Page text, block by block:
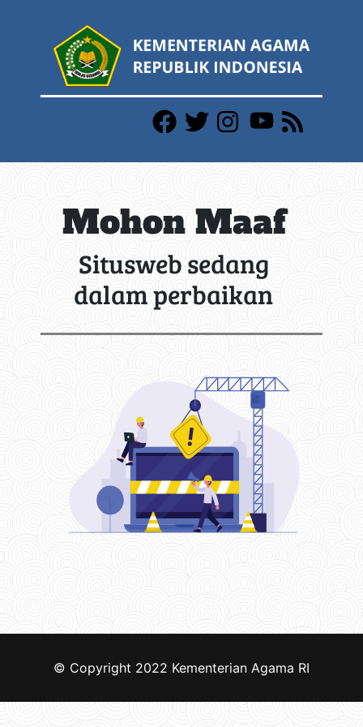
Mohon Maaf
Situsweb sedang
dalam perbaikan
© Copyright 2022 Kementerian Agama RI